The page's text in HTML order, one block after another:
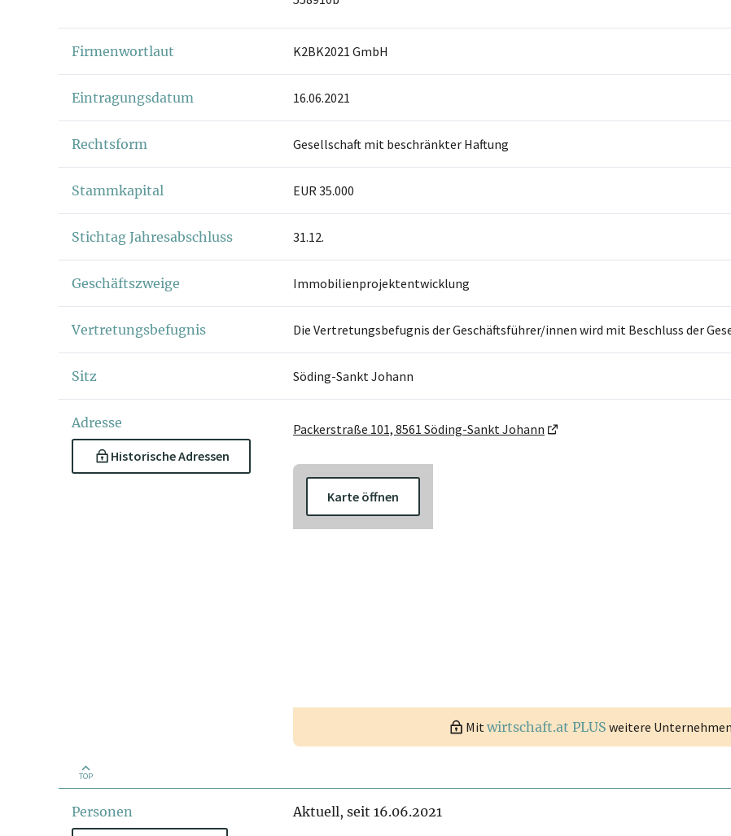
Firmenwortlaut K2BK2021 GmbH
Eintragungsdatum 16.06.2021
Rechtsform Gesellschaft mit beschränkter Haftung
Stammkapital EUR 35.000
Stichtag Jahresabschluss 31.12.
Geschäftszweige Immobilienprojektentwicklung
Vertretungsbefugnis Die Vertretungsbefugnis der Geschäftsführer/innen wird mit Beschluss der
Sitz Söding-Sankt Johann
Adresse
Historische Adressen
Packerstraße 101, 8561 Söding-Sankt Johann
Karte öffnen
Mitwirtschaft.at PLUS weitere
TOP
Personen Aktuell, seit 16.06.2021